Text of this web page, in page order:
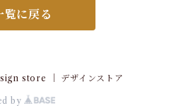
覧に戻る
store ｜ デザインストア
by